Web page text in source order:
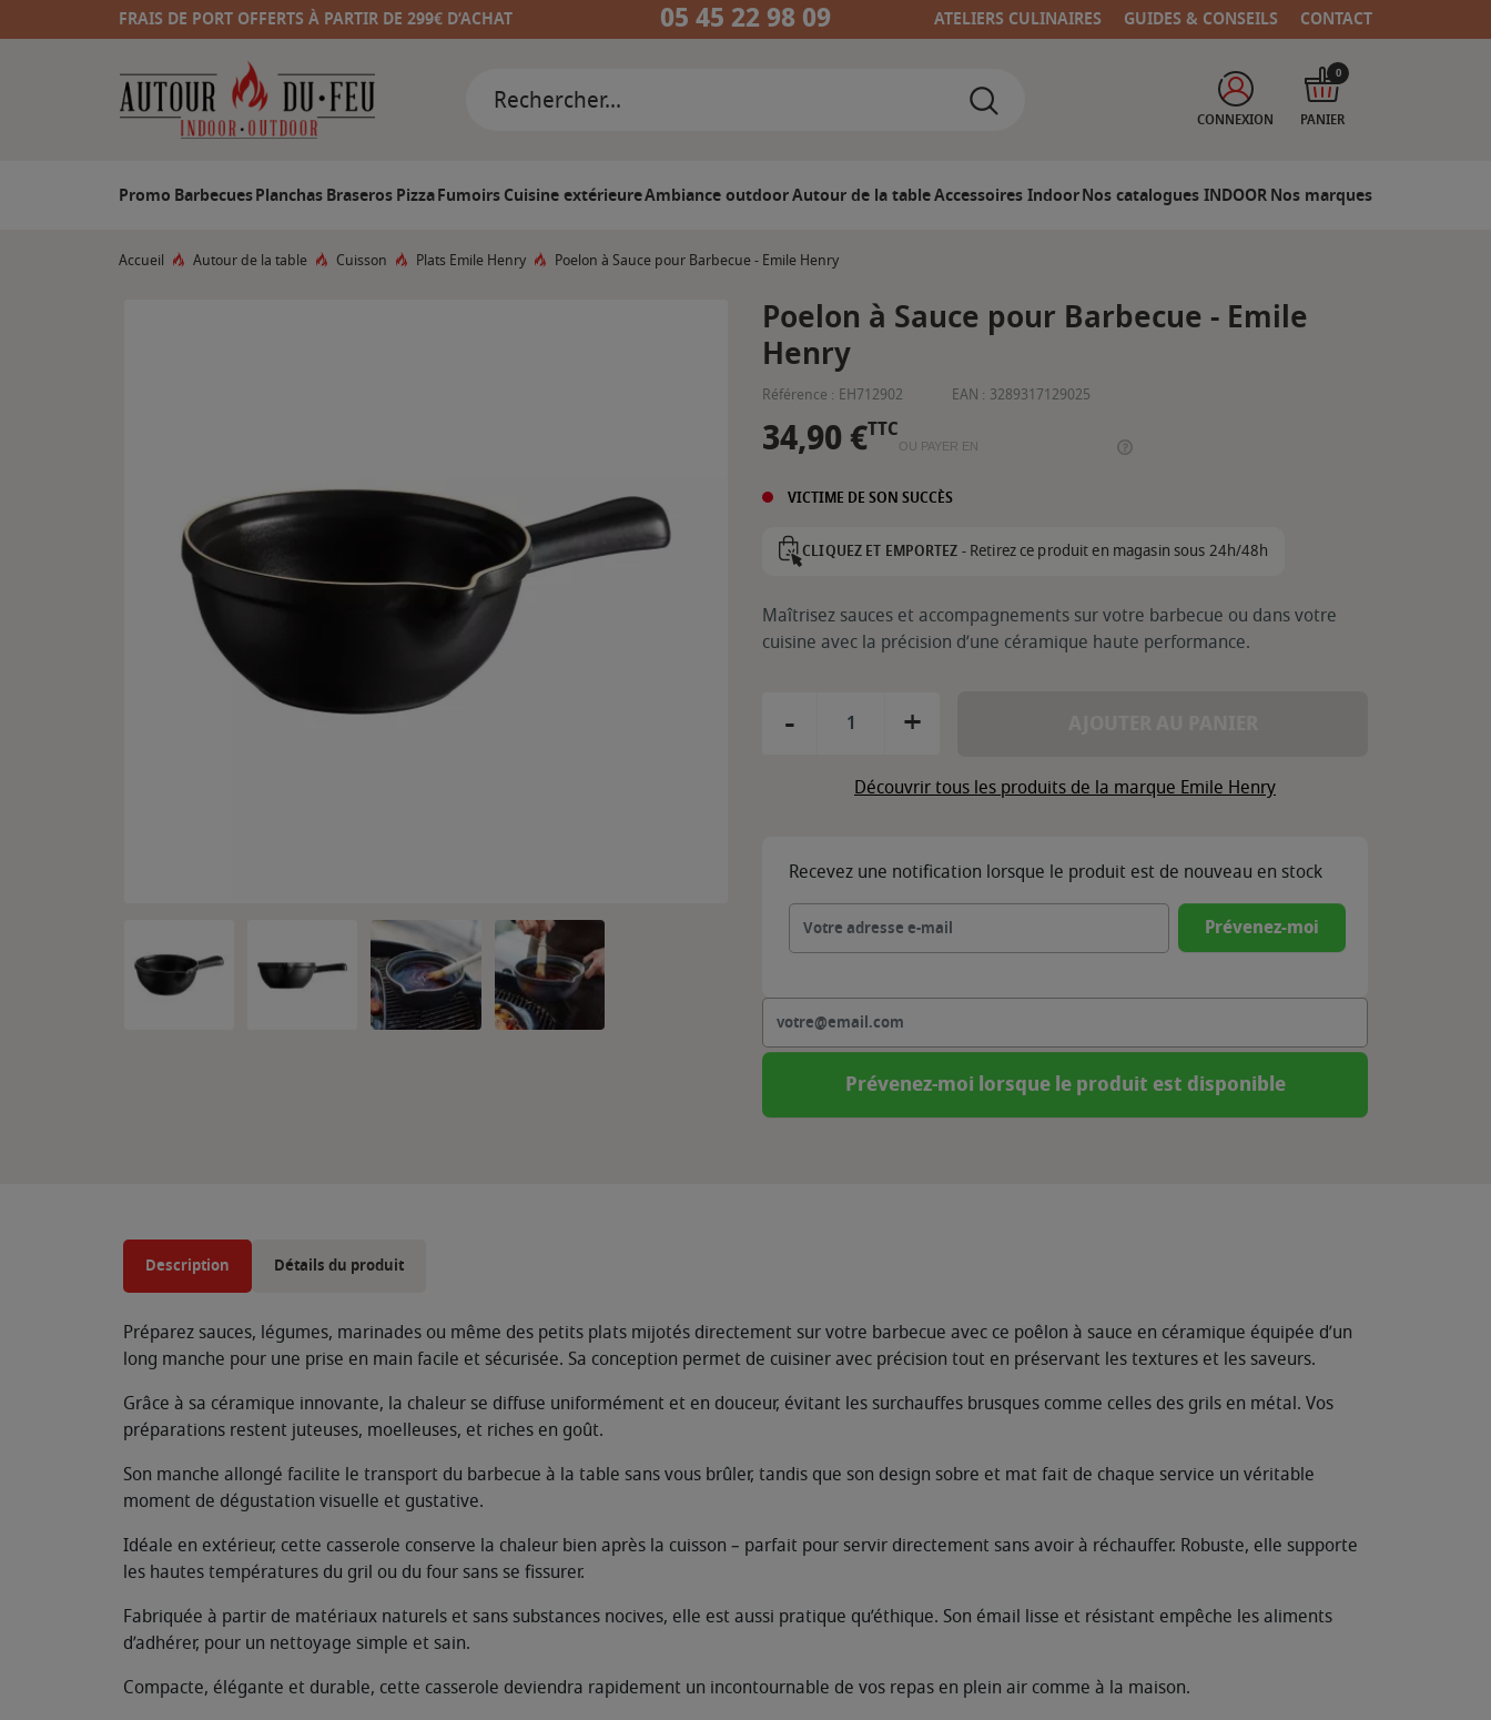
FRAIS DE PORT OFFERTS À PARTIR DE 299€ D’ACHAT 05 45 22 98 09 ATELIERS CULINAIRES GUIDES & CONSEILS CONTACT
CONNEXION PANIER
0
Promo BarbecuesPlanchasBraserosPizzaFumoirsCuisine extérieureAmbiance outdoorAutour de la tableAccessoires IndoorNos catalogues INDOORNos marques
Accueil Autour de la table Cuisson Plats Emile Henry Poelon à Sauce pour Barbecue - Emile Henry
Poelon à Sauce pour Barbecue - Emile
Henry
Référence : EH712902 EAN : 3289317129025
34,90 €TTC
OU PAYER EN
VICTIME DE SON SUCCÈS
CLIQUEZ ET EMPORTEZ -Retirez ce produit en magasin sous 24h/48h
Maîtrisez sauces et accompagnements sur votre barbecue ou dans votre
cuisine avec la précision d’une céramique haute performance.
- +
Découvrir tous les produits de la marque Emile Henry
Recevez une notification lorsque le produit est de nouveau en stock
Prévenez-moi
Prévenez-moi lorsque le produit est disponible
Description Détails du produit
Préparez sauces, légumes, marinades ou même des petits plats mijotés directement sur votre barbecue avec ce poêlon à sauce en céramique équipée d’un
long manche pour une prise en main facile et sécurisée. Sa conception permet de cuisiner avec précision tout en préservant les textures et les saveurs.
Grâce à sa céramique innovante, la chaleur se diffuse uniformément et en douceur, évitant les surchauffes brusques comme celles des grils en métal. Vos
préparations restent juteuses, moelleuses, et riches en goût.
Son manche allongé facilite le transport du barbecue à la table sans vous brûler, tandis que son design sobre et mat fait de chaque service un véritable
moment de dégustation visuelle et gustative.
Idéale en extérieur, cette casserole conserve la chaleur bien après la cuisson – parfait pour servir directement sans avoir à réchauffer. Robuste, elle supporte
les hautes températures du gril ou du four sans se fissurer.
Fabriquée à partir de matériaux naturels et sans substances nocives, elle est aussi pratique qu’éthique. Son émail lisse et résistant empêche les aliments
d’adhérer, pour un nettoyage simple et sain.
Compacte, élégante et durable, cette casserole deviendra rapidement un incontournable de vos repas en plein air comme à la maison.